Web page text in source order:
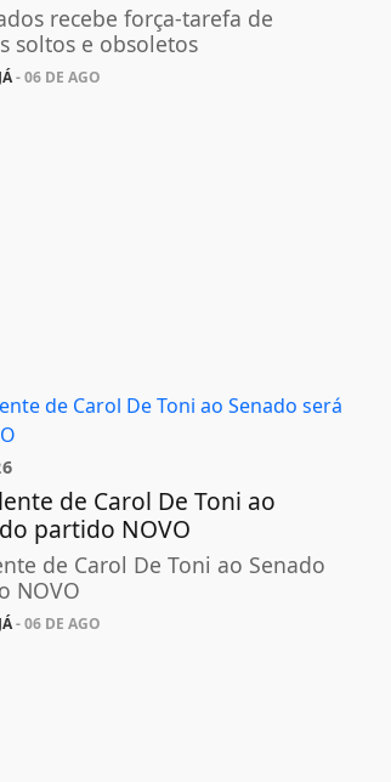
recebe força-tarefa de
soltos e obsoletos
- 06 DE AGO
de Carol De Toni ao
partido NOVO
de Carol De Toni ao Senado
NOVO
- 06 DE AGO